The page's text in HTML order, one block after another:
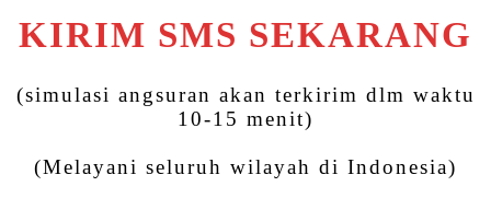
KIRIM SMS SEKARANG
(simulasi angsuran akan terkirim dlm waktu
10-15 menit)
(Melayani seluruh wilayah di Indonesia)